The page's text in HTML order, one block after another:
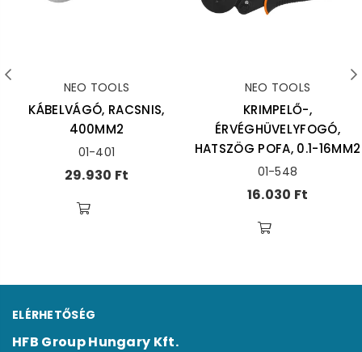
NEO TOOLS
KÁBELVÁGÓ, RACSNIS,
400MM2
01-401
Ár
29.930 Ft
NEO TOOLS
KRIMPELŐ-,
ÉRVÉGHÜVELYFOGÓ,
HATSZÖG POFA, 0.1-16MM2
01-548
Ár
16.030 Ft
ELÉRHETŐSÉG
HFB Group Hungary Kft.